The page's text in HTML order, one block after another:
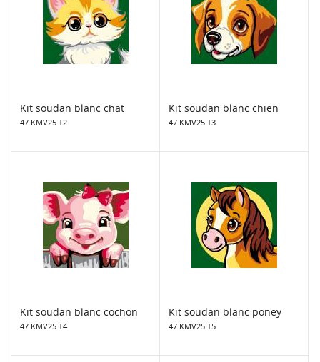
Kit soudan blanc chat
47 KMV25 T2
Kit soudan blanc chien
47 KMV25 T3
Kit soudan blanc cochon
47 KMV25 T4
Kit soudan blanc poney
47 KMV25 T5